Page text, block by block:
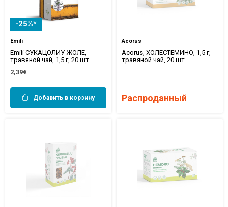
-25%*
Emili
Emili СУКАЦОЛИУ ЖОЛЕ,
травяной чай, 1,5 г, 20 шт.
2,39€
Добавить в корзину
Acorus
Acorus, ХОЛЕСТЕМИНО, 1,5 г,
травяной чай, 20 шт.
Распроданный